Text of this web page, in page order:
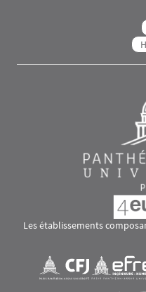
Les établissements
Visuel svgVisuel svg